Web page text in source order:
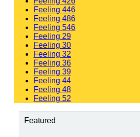
Feeling 446
Feeling 486
Feeling 546
Feeling 29
Feeling 30
Feeling 32
Feeling 36
Feeling 39
Feeling 44
Feeling 48
Feeling 52
Featured